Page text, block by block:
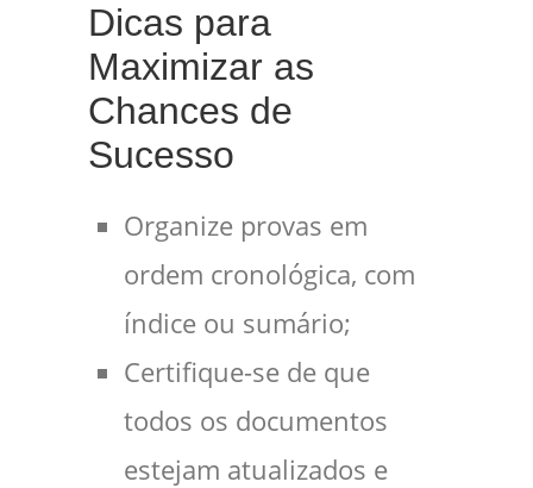
Dicas para
Maximizar as
Chances de
Sucesso
Organize provas em
ordem cronológica, com
índice ou sumário;
Certifique-se de que
todos os documentos
estejam atualizados e